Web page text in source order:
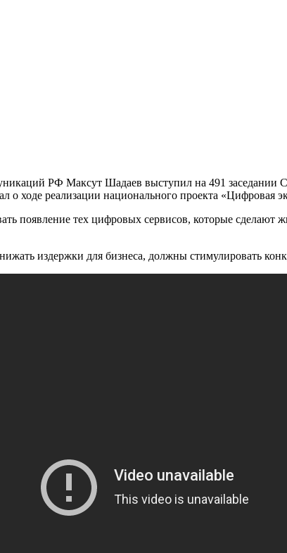
РФ Максут Шадаев выступил на 491 заседании
о ходе реализации национального проекта «Цифровая
появление тех цифровых сервисов, которые сделают
издержки для бизнеса, должны стимулировать